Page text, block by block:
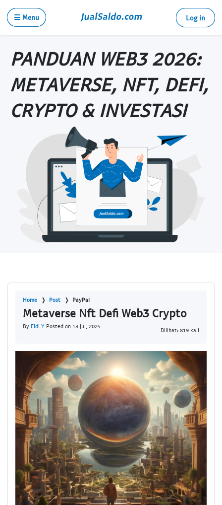
☰ Menu Log in
PANDUAN WEB3 2026:
METAVERSE, NFT, DEFI,
CRYPTO & INVESTASI
Home Post PayPal
Metaverse Nft Defi Web3 Crypto
By Eldi Y Posted on 13 Jul, 2024
Dilihat: 819 kali